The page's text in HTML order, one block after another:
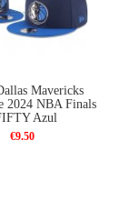
Mavericks
2024 NBA Finals
Azul
€9.50